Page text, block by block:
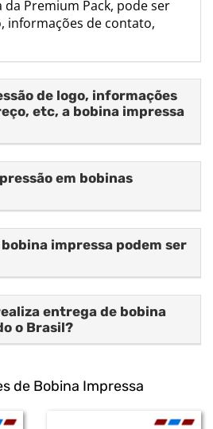
Premium Pack, pode ser
informações de contato,
de logo, informações
etc, a bobina impressa
em bobinas
impressa podem ser
entrega de bobina
o Brasil?
de Bobina Impressa